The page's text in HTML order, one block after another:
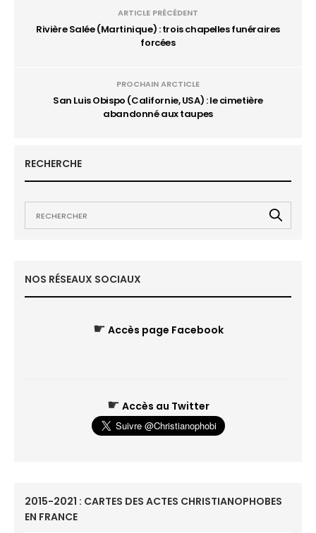
ARTICLE PRÉCÉDENT
Rivière Salée (Martinique) : trois chapelles funéraires
forcées
PROCHAIN ARCTICLE
San Luis Obispo (Californie, USA) : le cimetière
abandonné aux taupes
RECHERCHE
NOS RÉSEAUX SOCIAUX
☛ Accès page Facebook
☛ Accès au Twitter
2015-2021 : CARTES DES ACTES CHRISTIANOPHOBES
EN FRANCE